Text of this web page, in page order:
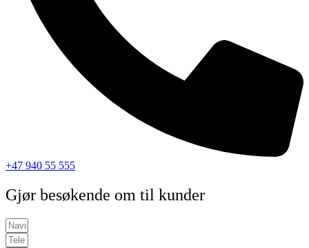
+47 940 55 555
Gjør besøkende om til kunder